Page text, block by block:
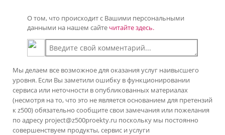
О том, что происходит с Вашими персональными
данными на нашем сайте читайте здесь.
Мы делаем все возможное для оказания услуг наивысшего
уровня. Если Вы заметили ошибку в функционировании
сервиса или неточности в опубликованных материалах
(несмотря на то, что это не является основанием для претензий
к z500) обязательно сообщите свои замечания или пожелания
по адресу project@z500proekty.ru поскольку мы постоянно
совершенствуем продукты, сервис и услуги